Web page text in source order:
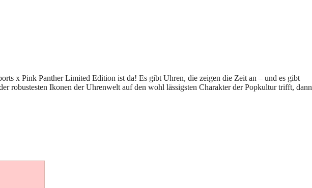
x Pink Panther Limited Edition ist da! Es gibt Uhren, die zeigen die Zeit an – und es gibt
robustesten Ikonen der Uhrenwelt auf den wohl lässigsten Charakter der Popkultur trifft, dann